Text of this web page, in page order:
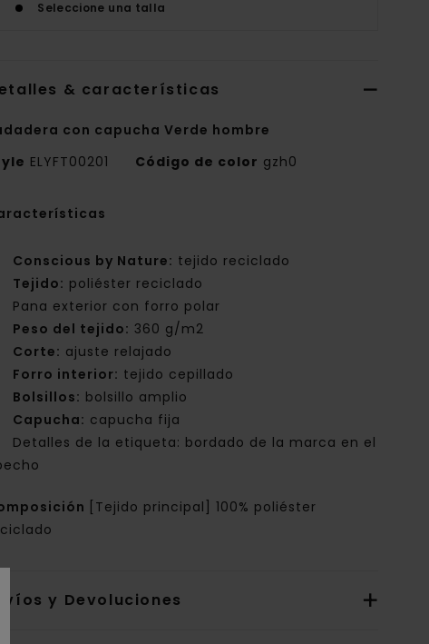
Seleccione una talla
& características
con capucha Verde hombre
ELYFT00201 Código de color gzh0
Conscious by Nature: tejido reciclado
Tejido: poliéster reciclado
Pana exterior con forro polar
Peso del tejido: 360 g/m2
Corte: ajuste relajado
Forro interior: tejido cepillado
Bolsillos: bolsillo amplio
Capucha: capucha fija
Detalles de la etiqueta: bordado de la marca en el
[Tejido principal] 100% poliéster
y Devoluciones